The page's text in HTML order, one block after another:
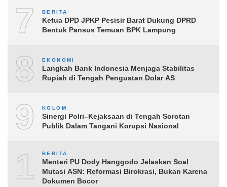
7 BERITA
Ketua DPD JPKP Pesisir Barat Dukung DPRD
Bentuk Pansus Temuan BPK Lampung
8 EKONOMI
Langkah Bank Indonesia Menjaga Stabilitas
Rupiah di Tengah Penguatan Dolar AS
9 KOLOM
Sinergi Polri–Kejaksaan di Tengah Sorotan
Publik Dalam Tangani Korupsi Nasional
10BERITA
Menteri PU Dody Hanggodo Jelaskan Soal
Mutasi ASN: Reformasi Birokrasi, Bukan Karena
Dokumen Bocor